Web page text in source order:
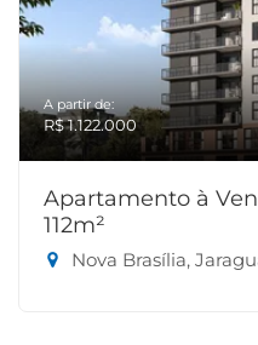
A partir de:
R$ 1.122.000
Apartamento à
112m²
Nova Brasília,